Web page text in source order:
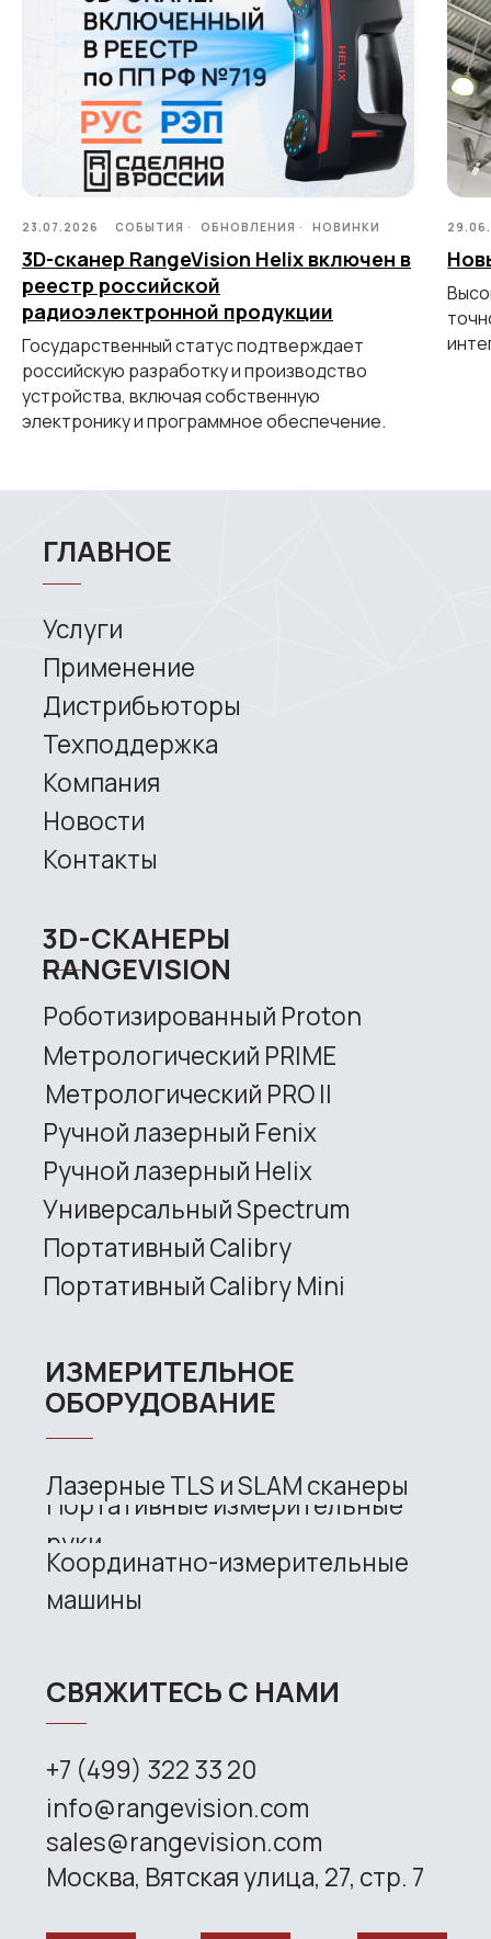
23.07.2026 СОБЫТИЯ ОБНОВЛЕНИЯ НОВИНКИ
3D-сканер RangeVision Helix включен в
реестр российской
радиоэлектронной продукции
Государственный статус подтверждает
российскую разработку и производство
устройства, включая собственную
электронику и программное обеспечение.
Политика
конфиденциальности
Copyright © 2026 RangeVision.
Все права защищены.
Это официальный сайт компании
RangeVision
sales@rangevision.com
Москва, Вятская улица, 27, стр. 7
info@rangevision.com
Copyright © 2026 RangeVision. All
RangeVision
sales@rangevision.com
info@rangevision.com
+7 (499) 322 33 20
CONTACT US
Coordinate measuring machines
Portable measuring arms
TLS and SLAM 3D Scanners
MEASURING EQUIPMENT
Handheld Calibry Mini
Handheld Calibry
Handheld laser Fenix
Metrological PRIME
Robotic Proton
3D SCANNERS
Contacts
News
Company
Application